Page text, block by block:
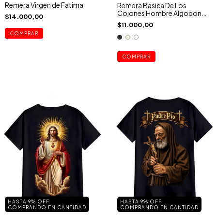
Remera Virgen de Fatima
$14.000,00
COMPRAR
Remera Basica De Los
Cojones Hombre Algodon
Peinado Jesus
$11.000,00
COMPRAR
HASTA 9% OFF
COMPRANDO EN CANTIDAD
HASTA 9% OFF
COMPRANDO EN CANTIDAD